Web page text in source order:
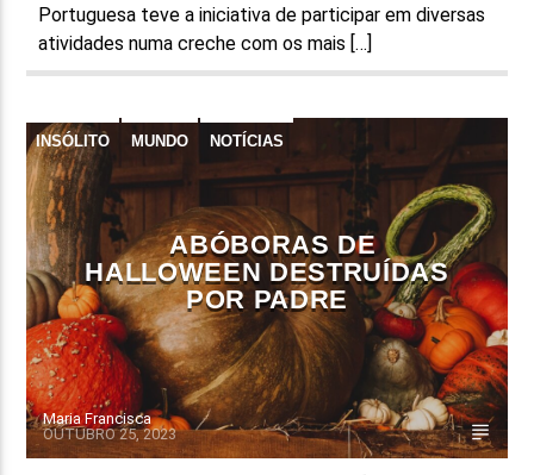
Portuguesa teve a iniciativa de participar em diversas
atividades numa creche com os mais […]
INSÓLITO MUNDO NOTÍCIAS
ABÓBORAS DE
HALLOWEEN DESTRUÍDAS
POR PADRE
Maria Francisca
OUTUBRO 25, 2023